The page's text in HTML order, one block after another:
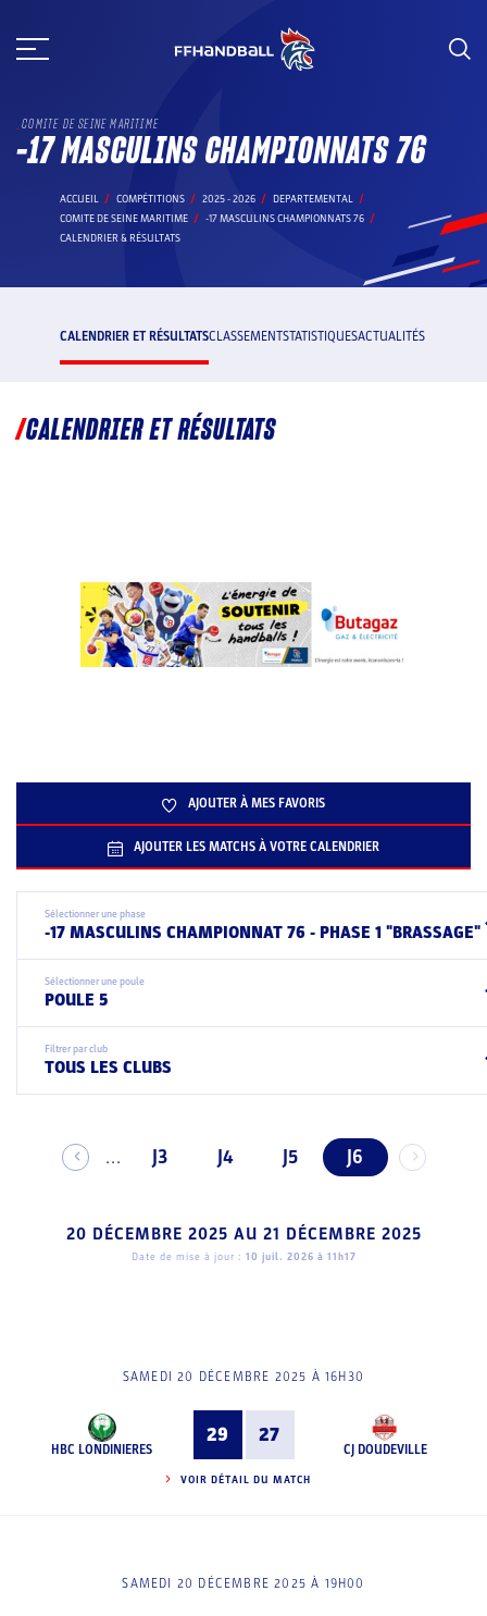
au
COMITE DE SEINE MARITIME
-17 MASCULINS CHAMPIONNATS 76
ACCUEIL COMPÉTITIONS 2025 - 2026
DEPARTEMENTAL
COMITE DE SEINE MARITIME
-17 MASCULINS CHAMPIONNATS 76
CALENDRIER & RÉSULTATS
CALENDRIER ET RÉSULTATSCLASSEMENTSTATISTIQUESACTUALITÉS
CALENDRIER ET RÉSULTATS
AJOUTER À MES FAVORIS
AJOUTER LES MATCHS À VOTRE CALENDRIER
Sélectionner une phase
-17 MASCULINS CHAMPIONNAT 76 - PHASE 1 "BRASSAGE"
Sélectionner une poule
POULE 5
Filtrer par club
TOUS LES CLUBS
... J3 J4 J5 J6
20 DÉCEMBRE 2025 AU 21 DÉCEMBRE 2025
Date de mise à jour : 10 juil. 2026 à 11h17
SAMEDI 20 DÉCEMBRE 2025 À 16H30
HBC LONDINIERES
29 27
CJ DOUDEVILLE
VOIR DÉTAIL DU MATCH
SAMEDI 20 DÉCEMBRE 2025 À 19H00